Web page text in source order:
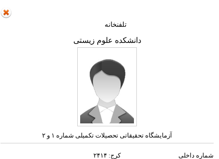
تلفنخانه
دانشکده علوم زیستی
آزمایشگاه تحقیقاتی تحصیلات تکمیلی شماره ۱ و ۲
شماره داخلی
کرج: ۲۴۱۴